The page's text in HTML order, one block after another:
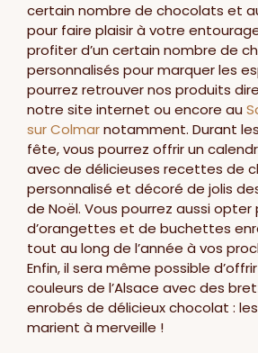
certain nombre de chocolats et
pour faire plaisir à votre
profiter d’un certain nombre de
personnalisés pour marquer les
pourrez retrouver nos produits
notre site internet ou encore au
sur Colmarnotamment. Durant
fête, vous pourrez offrir un
avec de délicieuses recettes de
personnalisé et décoré de jolis
de Noël. Vous pourrez aussi
d’orangettes et de buchettes
tout au long de l’année à vos
Enfin, il sera même possible
couleurs de l’Alsace avec des
enrobés de délicieux chocolat :
marient à merveille !